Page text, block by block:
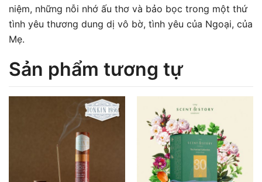
niệm, những nỗi nhớ ấu thơ và bảo bọc trong một thứ
tình yêu thương dung dị vô bờ, tình yêu của Ngoại, của
Mẹ.
Sản phẩm tương tự